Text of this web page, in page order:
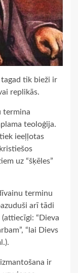
tagad tik bieži ir
replikās.
termina
teoloģija.
ieeļļotas
uz “šķēles”
terminu
arī tādi
“Dieva
“lai Dievs
ir